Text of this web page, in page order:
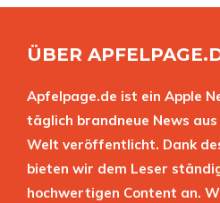
ÜBER
Apfelpage.de ist ein Apple
täglich brandneue News
Welt veröffentlicht. Dank
bieten wir dem Leser
hochwertigen Content an.